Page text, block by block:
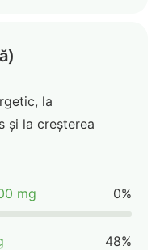
la
și la creșterea
mg 0%
48%